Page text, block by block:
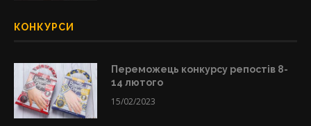
КОНКУРСИ
Переможець конкурсу репостів 8-
14 лютого
15/02/2023